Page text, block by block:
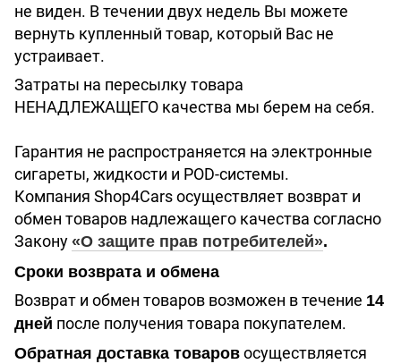
не виден. В течении двух недель Вы можете
вернуть купленный товар, который Вас не
устраивает.
Затраты на пересылку товара
НЕНАДЛЕЖАЩЕГО качества мы берем на себя.
Гарантия не распространяется на электронные
сигареты, жидкости и POD-системы.
Компания Shop4Cars осуществляет возврат и
обмен товаров надлежащего качества согласно
Закону «О защите прав потребителей».
Сроки возврата и обмена
Возврат и обмен товаров возможен в течение 14
дней после получения товара покупателем.
Обратная доставка товаров осуществляется